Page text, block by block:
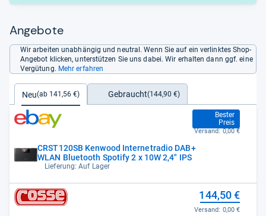
Angebote
Wir arbeiten unabhängig und neutral. Wenn Sie auf ein verlinktes Shop-
Angebot klicken, unterstützen Sie uns dabei. Wir erhalten dann ggf. eine
Vergütung. Mehr erfahren
Neu(ab 141,56 €) Gebraucht(144,90 €)
CRST120SB Kenwood Internetradio DAB+
WLAN Bluetooth Spotify 2 x 10W 2,4" IPS
Lieferung: Auf Lager
Bester
Preis
141,56 €
Versand: 0,00 €
144,50 €
Versand: 0,00 €